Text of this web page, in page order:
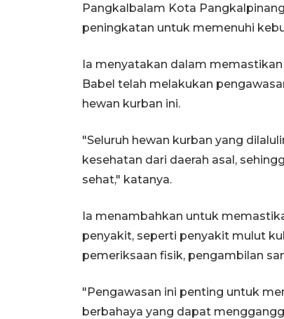
Pangkalbalam Kota
peningkatan untuk memenuhi
Ia menyatakan dalam
Babel telah melakukan
hewan kurban ini.
"Seluruh hewan kurban yang
kesehatan dari daerah asal,
sehat," katanya.
Ia menambahkan untuk
penyakit, seperti penyakit mulut
pemeriksaan fisik, pengambilan
"Pengawasan ini penting untuk
berbahaya yang dapat